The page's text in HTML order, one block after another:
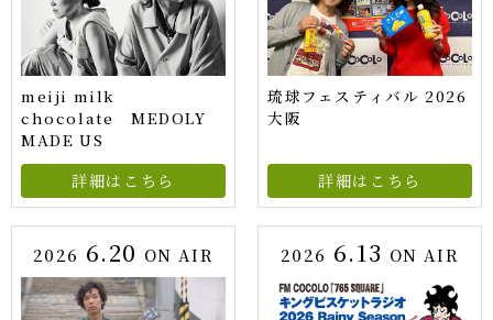
meiji milk
chocolate MEDOLY
MADE US
詳細はこちら
琉球フェスティバル 2026
大阪
詳細はこちら
2026 6.20 ON AIR 2026 6.13 ON AIR